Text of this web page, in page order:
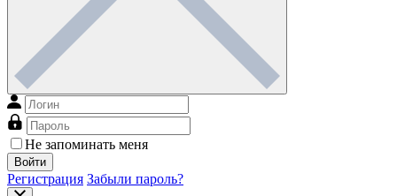
Не запоминать меня
Войти
Регистрация Забыли пароль?